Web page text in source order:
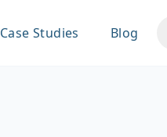
Case Studies Blog